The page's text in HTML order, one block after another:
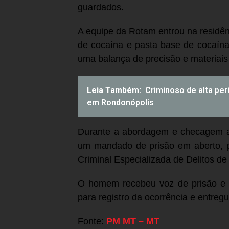
guardados.
A equipe da Rotam entrou na
de cocaína e pasta base de
uma balança de precisão e
Leia Também: Criminoso de alta
em Rondonópolis
Durante a abordagem e
um mandado de prisão em aberto,
Criminal Especializada de Delitos
O homem recebeu voz de prisão
para registro da ocorrência e
Fonte: PM MT – MT